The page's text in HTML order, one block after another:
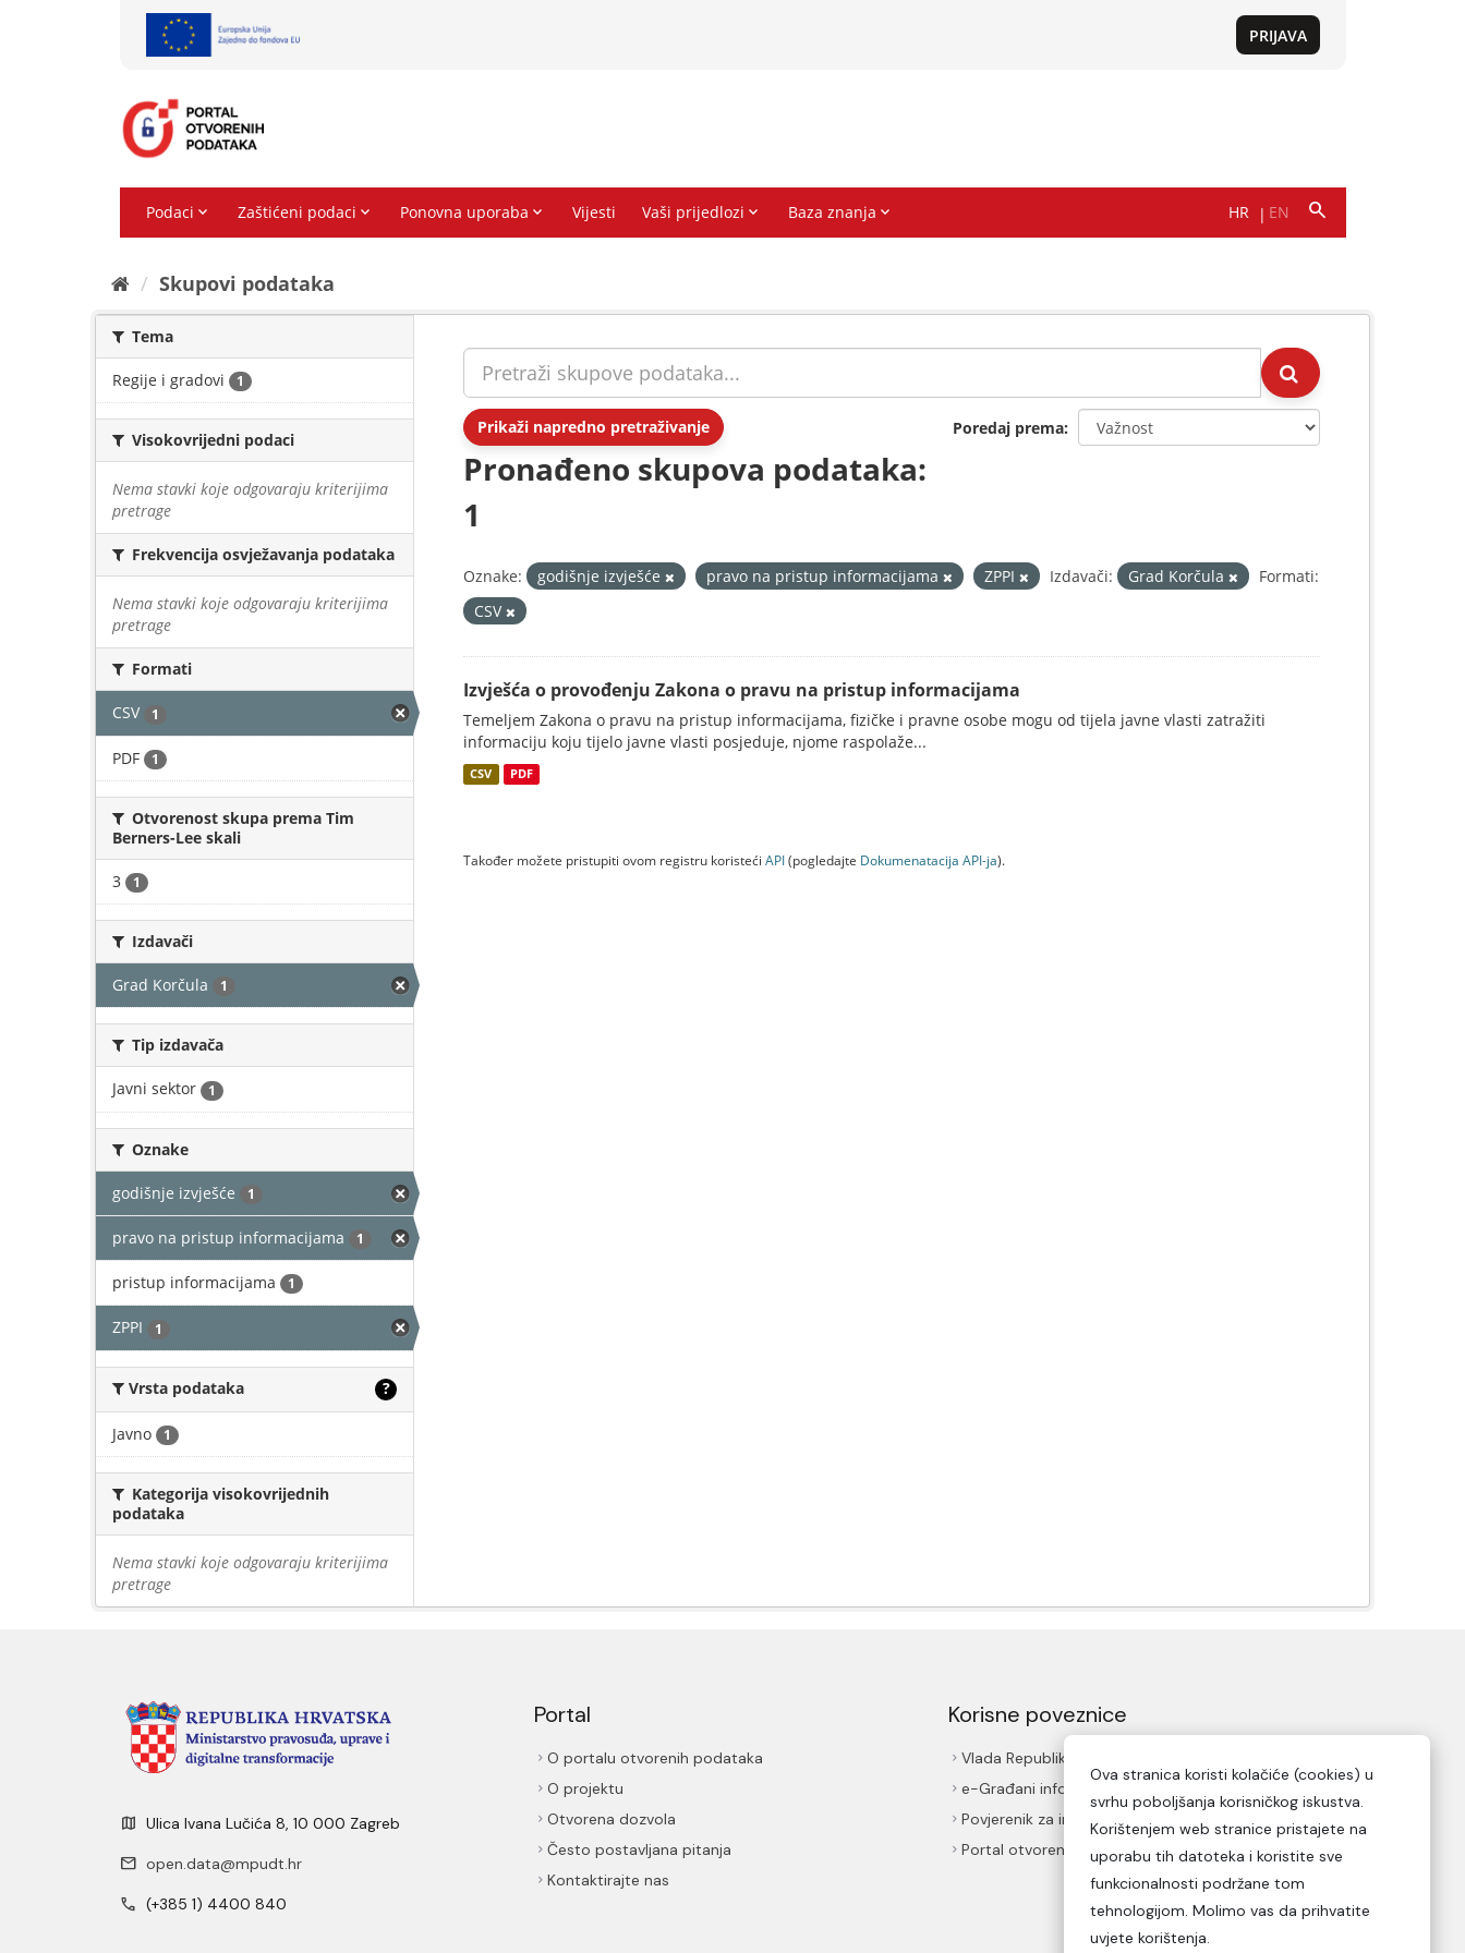
Skupovi podаtаkа
Tema
Regije i gradovi 1
Visokovrijedni podaci
Nema stavki koje odgovaraju kriterijima
pretrage
Frekvencija osvježavanja podataka
Nema stavki koje odgovaraju kriterijima
pretrage
Formati
CSV 1
PDF 1
Otvorenost skupa prema Tim
Berners-Lee skali
3 1
Izdavači
Grad Korčula 1
Tip izdavača
Javni sektor 1
Oznake
godišnje izvješće 1
pravo na pristup informacijama 1
pristup informacijama 1
ZPPI 1
Vrsta podataka ?
Javno 1
Kategorija visokovrijednih
podataka
Nema stavki koje odgovaraju kriterijima
pretrage
Prikaži napredno pretraživanje Poredaj prema
Pronađeno skupova podataka:
1
Oznake: godišnje izvješće pravo na pristup informacijama ZPPI Izdavači: Grad Korčula
Formati:
CSV
Izvješća o provođenju Zakona o pravu na pristup informacijama
Temeljem Zakona o pravu na pristup informacijama, fizičke i pravne osobe mogu od tijela javne vlasti zatražiti
informaciju koju tijelo javne vlasti posjeduje, njome raspolaže...
CSV PDF
Također možete pristupiti ovom registru koristeći API(pogledajte Dokumenаtаcijа API-jа).